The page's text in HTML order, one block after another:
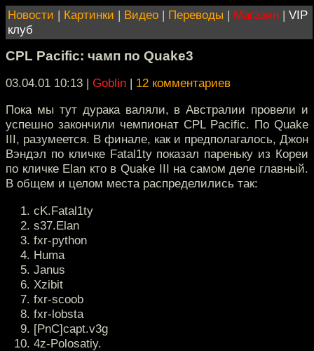
Новости | Картинки | Видео | Переводы | Магазин | VIP
клуб
CPL Pacific: чамп по Quake3
03.04.01 10:13 | Goblin | 12 комментариев
Пока мы тут дурака валяли, в Австралии провели и
успешно закончили чемпионат CPL Pacific. По Quake
III, разумеется. В финале, как и предполагалось, Джон
Вэндэл по кличке Fatal1ty показал пареньку из Кореи
по кличке Elan кто в Quake III на самом деле главный.
В общем и целом места распределились так:
cK.Fatal1ty
s37.Elan
fxr-python
Huma
Janus
Xzibit
fxr-scoob
fxr-lobsta
[PnC]capt.v3g
4z-Polosatiy.